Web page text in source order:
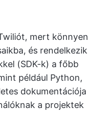
mert könnyen
és rendelkezik
(SDK-k) a főbb
például Python,
dokumentációja
a projektek